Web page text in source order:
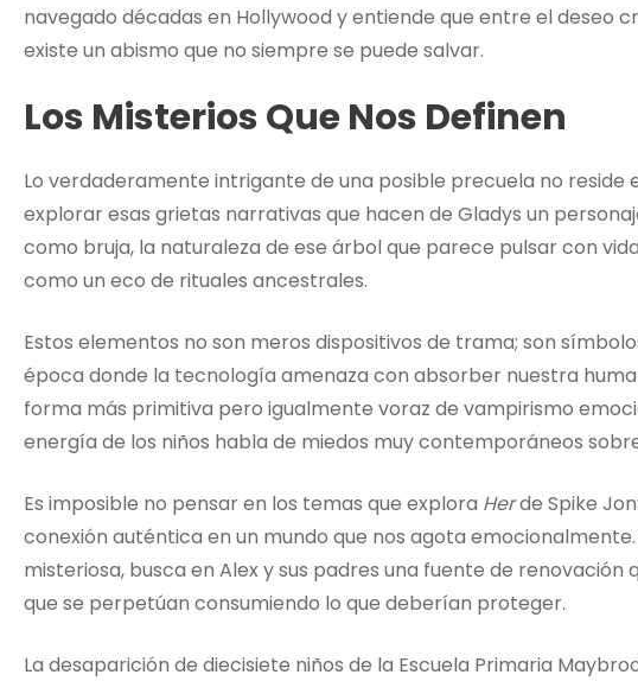
navegado décadas en Hollywood y entiende que entre el deseo
existe un abismo que no siempre se puede salvar.
Los Misterios Que Nos Definen
Lo verdaderamente intrigante de una posible precuela no reside
explorar esas grietas narrativas que hacen de Gladys un
como bruja, la naturaleza de ese árbol que parece pulsar con
como un eco de rituales ancestrales.
Estos elementos no son meros dispositivos de trama; son
época donde la tecnología amenaza con absorber nuestra
forma más primitiva pero igualmente voraz de vampirismo
energía de los niños habla de miedos muy contemporáneos
Es imposible no pensar en los temas que explora Herde Spike
conexión auténtica en un mundo que nos agota
misteriosa, busca en Alex y sus padres una fuente de renovación
que se perpetúan consumiendo lo que deberían proteger.
La desaparición de diecisiete niños de la Escuela Primaria